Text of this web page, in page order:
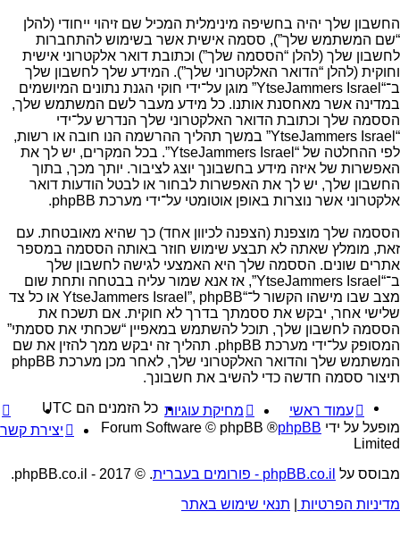
החשבון שלך יהיה בחשיפה מינימלית המכיל שם זיהוי ייחודי (להלן
“שם המשתמש שלך”), ססמה אישית אשר בשימוש להתחברות
לחשבון שלך (להלן “הססמה שלך”) וכתובת דואר אלקטרוני אישית
וחוקית (להלן “הדואר האלקטרוני שלך”). המידע שלך לחשבון שלך
ב־“YtseJammers Israel” מוגן על־ידי חוקי הגנת נתונים המיושמים
במדינה אשר מאחסנת אותנו. כל מידע מעבר לשם המשתמש שלך,
הססמה שלך וכתובת הדואר האלקטרוני שלך הנדרש על־ידי
“YtseJammers Israel” במשך תהליך ההרשמה הנו חובה או רשות,
לפי ההחלטה של “YtseJammers Israel”. בכל המקרים, יש לך את
האפשרות של איזה מידע בחשבונך יוצג לציבור. יותך מכך, בתוך
החשבון שלך, יש לך את האפשרות לבחור או לבטל הודעות דואר
אלקטרוני אשר נוצרות באופן אוטומטי על־ידי מערכת phpBB.
הססמה שלך מוצפנת (הצפנה לכיוון אחד) כך שהיא מאובטחת. עם
זאת, מומלץ שאתה לא תבצע שימוש חוזר באותה הססמה במספר
אתרים שונים. הססמה שלך היא האמצעי לגישה לחשבון שלך
ב־“YtseJammers Israel”, אז אנא שמור עליה בבטחה ותחת שום
מצב שבו מישהו הקשור ל־“YtseJammers Israel”, phpBB או כל צד
שלישי אחר, יבקש את ססמתך בדרך לא חוקית. אם תשכח את
הססמה לחשבון שלך, תוכל להשתמש במאפיין “שכחתי את ססמתי”
המסופק על־ידי מערכת phpBB. תהליך זה יבקש ממך להזין את שם
המשתמש שלך והדואר האלקטרוני שלך, לאחר מכן מערכת phpBB
תיצור ססמה חדשה כדי להשיב את חשבונך.
עמוד ראשי כל הזמנים הם UTC
מחיקת עוגיות
יצירת קשר
מופעל על ידי phpBB
® Forum Software © phpBB
Limited
מבוסס על phpBB.co.il - פורומים בעברית
. © 2017 - phpBB.co.il.
מדיניות הפרטיות
תנאי שימוש באתר